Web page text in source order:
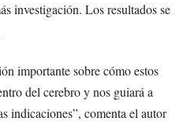
investigación. Los resultados se
importante sobre cómo estos
del cerebro y nos guiará a
indicaciones”, comenta el autor